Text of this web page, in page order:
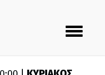
Toggle
navigation